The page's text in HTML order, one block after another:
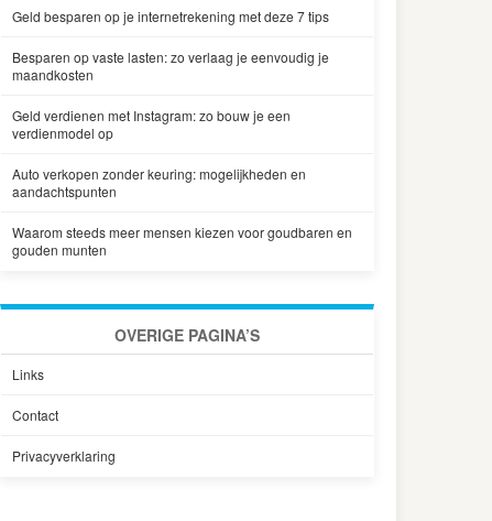
Geld besparen op je internetrekening met deze 7 tips
Besparen op vaste lasten: zo verlaag je eenvoudig je
maandkosten
Geld verdienen met Instagram: zo bouw je een
verdienmodel op
Auto verkopen zonder keuring: mogelijkheden en
aandachtspunten
Waarom steeds meer mensen kiezen voor goudbaren en
gouden munten
OVERIGE PAGINA’S
Links
Contact
Privacyverklaring